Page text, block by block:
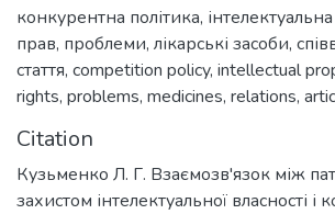
конкурентна політика,
прав, проблеми, лікарські засоби,
стаття, competition policy, intellectual
rights, problems, medicines, relations,
Citation
Кузьменко Л. Г. Взаємозв'язок між
захистом інтелектуальної власності